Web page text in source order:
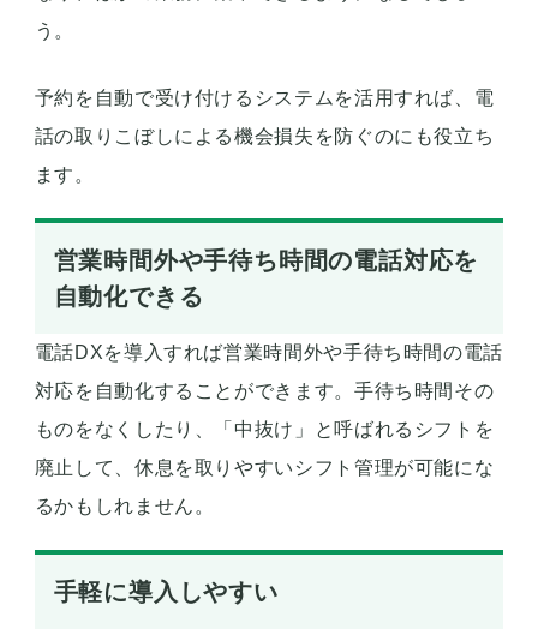
う。
予約を自動で受け付けるシステムを活用すれば、電
話の取りこぼしによる機会損失を防ぐのにも役立ち
ます。
営業時間外や手待ち時間の電話対応を
自動化できる
電話DXを導入すれば営業時間外や手待ち時間の電話
対応を自動化することができます。手待ち時間その
ものをなくしたり、「中抜け」と呼ばれるシフトを
廃止して、休息を取りやすいシフト管理が可能にな
るかもしれません。
手軽に導入しやすい